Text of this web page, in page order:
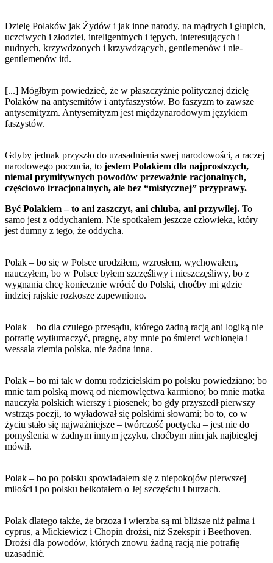
Dzielę Polaków jak Żydów i jak inne narody, na mądrych i głupich,
uczciwych i złodziei, inteligentnych i tępych, interesujących i
nudnych, krzywdzonych i krzywdzących, gentlemenów i nie-
gentlemenów itd.
[...] Mógłbym powiedzieć, że w płaszczyźnie politycznej dzielę
Polaków na antysemitów i antyfaszystów. Bo faszyzm to zawsze
antysemityzm. Antysemityzm jest międzynarodowym językiem
faszystów.
Gdyby jednak przyszło do uzasadnienia swej narodowości, a raczej
narodowego poczucia, to jestem Polakiem dla najprostszych,
niemal prymitywnych powodów przeważnie racjonalnych,
częściowo irracjonalnych, ale bez “mistycznej” przyprawy.
Być Polakiem – to ani zaszczyt, ani chluba, ani przywilej. To
samo jest z oddychaniem. Nie spotkałem jeszcze człowieka, który
jest dumny z tego, że oddycha.
Polak – bo się w Polsce urodziłem, wzrosłem, wychowałem,
nauczyłem, bo w Polsce byłem szczęśliwy i nieszczęśliwy, bo z
wygnania chcę koniecznie wrócić do Polski, choćby mi gdzie
indziej rajskie rozkosze zapewniono.
Polak – bo dla czułego przesądu, którego żadną racją ani logiką nie
potrafię wytłumaczyć, pragnę, aby mnie po śmierci wchłonęła i
wessała ziemia polska, nie żadna inna.
Polak – bo mi tak w domu rodzicielskim po polsku powiedziano; bo
mnie tam polską mową od niemowlęctwa karmiono; bo mnie matka
nauczyła polskich wierszy i piosenek; bo gdy przyszedł pierwszy
wstrząs poezji, to wyładował się polskimi słowami; bo to, co w
życiu stało się najważniejsze – twórczość poetycka – jest nie do
pomyślenia w żadnym innym języku, choćbym nim jak najbieglej
mówił.
Polak – bo po polsku spowiadałem się z niepokojów pierwszej
miłości i po polsku bełkotałem o Jej szczęściu i burzach.
Polak dlatego także, że brzoza i wierzba są mi bliższe niż palma i
cyprus, a Mickiewicz i Chopin drożsi, niż Szekspir i Beethoven.
Drożsi dla powodów, których znowu żadną racją nie potrafię
uzasadnić.